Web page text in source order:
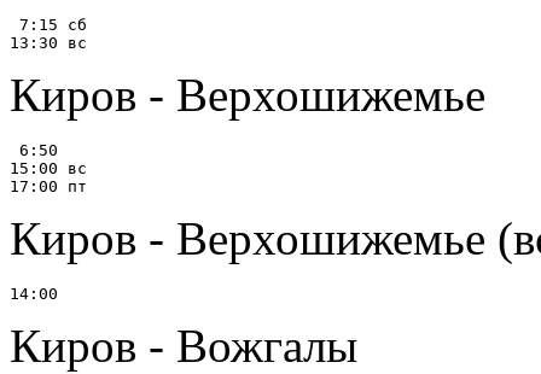
7:15 сб
Киров - Верхошижемье
6:50
15:00 вс
Киров - Верхошижемье
Киров - Вожгалы